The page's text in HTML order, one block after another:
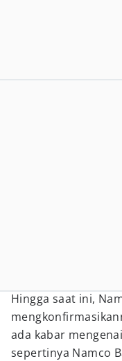
Hingga saat ini,
ada kabar
sepertinya Namco